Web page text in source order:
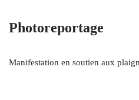
Photoreportage
Manifestation en soutien aux